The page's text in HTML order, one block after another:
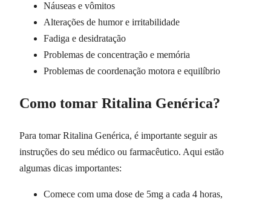
Náuseas e vômitos
Alterações de humor e irritabilidade
Fadiga e desidratação
Problemas de concentração e memória
Problemas de coordenação motora e equilíbrio
Como tomar Ritalina Genérica?
Para tomar Ritalina Genérica, é importante seguir as
instruções do seu médico ou farmacêutico. Aqui estão
algumas dicas importantes:
Comece com uma dose de 5mg a cada 4 horas,